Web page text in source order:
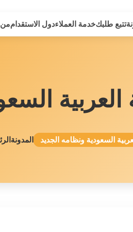
دول الاستقدامخدمة العملاءتتبع طلبك
المدونة السعودية ونظامه الجديد